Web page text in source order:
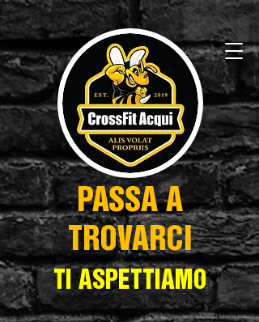
PASSA A
TROVARCI
TI ASPETTIAMO